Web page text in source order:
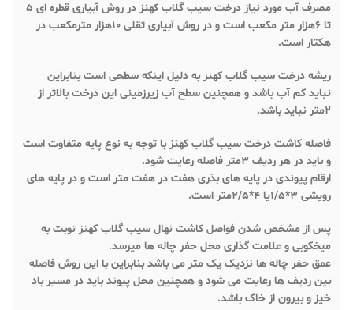
مصرف آب مورد نیاز درخت سیب گلاب کهنز در روش آبیاری قطره ای ۵
تا ۶هزار متر مکعب است و در روش آبیاری ثقلی ۱۰هزار مترمکعب در
هکتار است.
ریشه درخت سیب گلاب کهنز به دلیل اینکه سطحی است بنابراین
نباید کم آب باشد و همچنین سطح آب زیرزمینی این درخت بالاتر از
۲متر نباید باشد.
فاصله کاشت درخت سیب گلاب کهنز با توجه به نوع پایه متفاوت است
و باید در هر ردیف ۳متر فاصله رعایت شود.
ارقام پیوندی در پایه های بذری هفت در هفت متر است و در پایه های
رویشی ۳*۱/۵یا ۴*۲/۵متر است.
پس از مشخص شدن فواصل کاشت نهال سیب گلاب کهنز نوبت به
میخکوبی و علامت گذاری محل حفر چاله ها میرسد.
عمق حفر چاله ها نزدیک یک متر می باشد بنابراین با این روش فاصله
بین ردیف ها رعایت می شود و همچنین محل پیوند باید در مسیر باد
خیز و بیرون از خاک باشد.